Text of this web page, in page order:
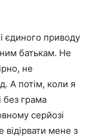
єдиного приводу
батькам. Не
не
А потім, коли я
без грама
серйозі
мене з